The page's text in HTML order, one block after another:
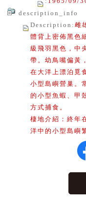
description_info
Description : 雌
體背上密佈黑色
級飛羽黑色，中
帶。幼鳥嘴偏黃
在大洋上漂泊覓
小型島嶼營巢。
的小型魚蝦、甲
方式捕食。
棲地介紹：終年
洋中的小型島嶼